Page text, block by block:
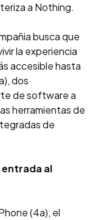
a Nothing.
busca que
la experiencia
accesible hasta
dos
de software a
herramientas de
de
entrada al
(4a), el